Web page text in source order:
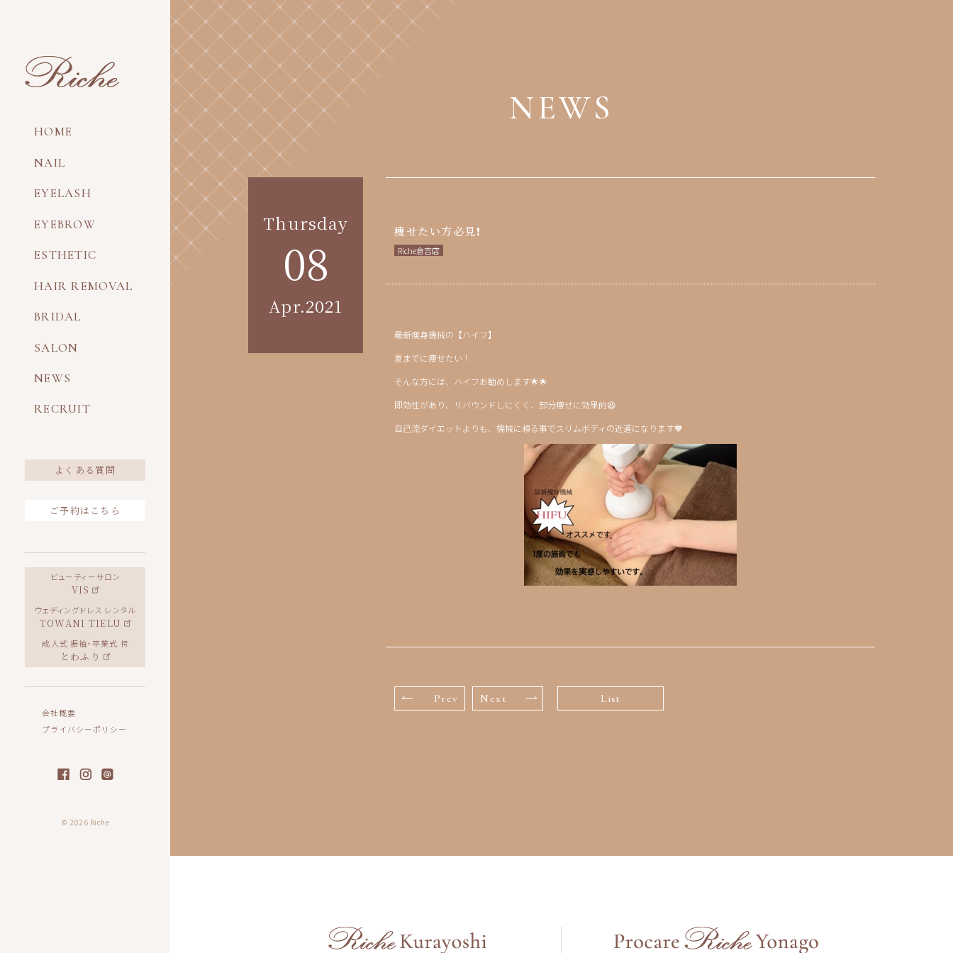
HOME
NAIL
EYELASH
EYEBROW
ESTHETIC
HAIR REMOVAL
BRIDAL
SALON
NEWS
RECRUIT
よくある質問
ご予約はこちら
ビューティーサロン
VIS
ウェディングドレス レンタル
TOWANI TIELU
成人式 振袖・卒業式 袴
とわふり
会社概要
プライバシーポリシー
© 2026 Riche
NEWS
Thursday
08
Apr.2021
痩せたい方必見❗️
Riche倉吉店
最新痩身機械の【ハイフ】
夏までに痩せたい！
そんな方には、ハイフお勧めします🌟🌟
即効性があり、リバウンドしにくく、部分痩せに効果的😆
自己流ダイエットよりも、機械に頼る事でスリムボディの近道になります🧡
Prev Next List